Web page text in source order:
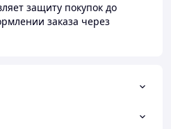
защиту покупок до
заказа через